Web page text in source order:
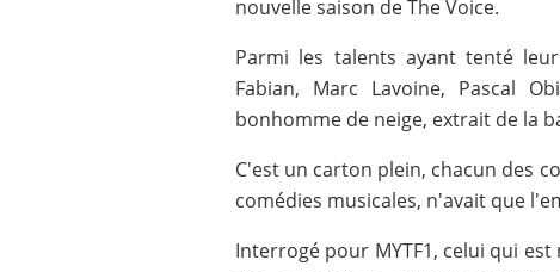
nouvelle saison de The Voice.
Parmi les talents ayant tenté
Fabian, Marc Lavoine, Pascal
bonhomme de neige, extrait de la
C'est un carton plein, chacun des
comédies musicales, n'avait que
Interrogé pour MYTF1, celui qui